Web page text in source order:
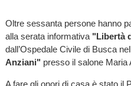
Oltre sessanta persone hanno
alla serata informativa "Libertà
dall’Ospedale Civile di Busca
Anziani" presso il salone Maria
A fare gli onori di casa è stato il